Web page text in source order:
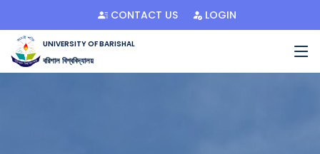
CONTACT US LOGIN
UNIVERSITY OF BARISHAL
বরিশাল বিশ্ববিদ্যালয়